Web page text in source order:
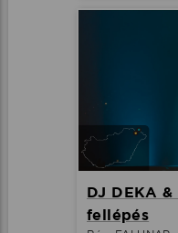
DJ DEKA &
fellépés